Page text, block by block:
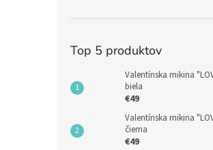
Top 5 produktov
Valentínska mikina
biela
€49
Valentínska mikina
čierna
€49